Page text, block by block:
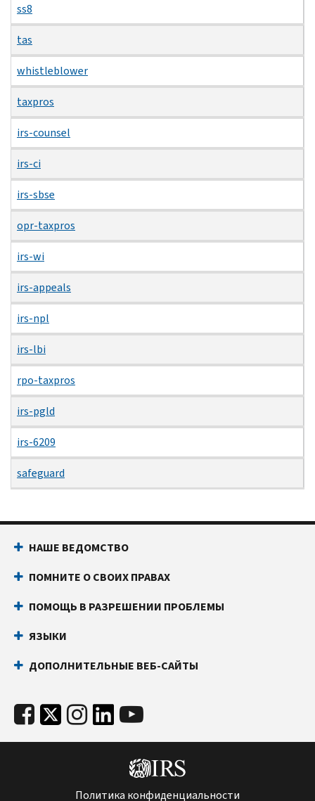
ss8
tas
whistleblower
taxpros
irs-counsel
irs-ci
irs-sbse
opr-taxpros
irs-wi
irs-appeals
irs-npl
irs-lbi
rpo-taxpros
irs-pgld
irs-6209
safeguard
НАШЕ ВЕДОМСТВО
ПОМНИТЕ О СВОИХ ПРАВАХ
ПОМОЩЬ В РАЗРЕШЕНИИ ПРОБЛЕМЫ
ЯЗЫКИ
ДОПОЛНИТЕЛЬНЫЕ ВЕБ-САЙТЫ
Политика конфиденциальности